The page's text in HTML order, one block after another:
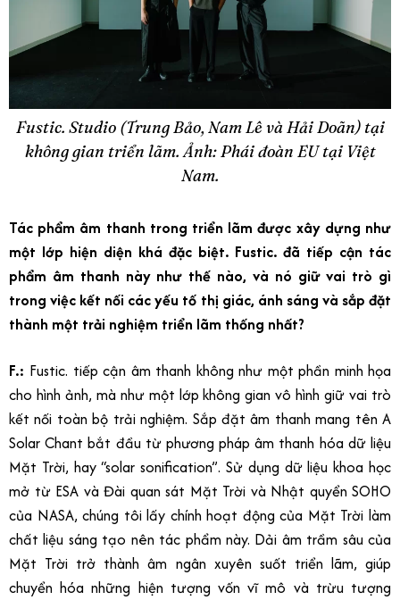
Fustic. Studio (Trung Bảo, Nam Lê và Hải Doãn) tại
không gian triển lãm. Ảnh: Phái đoàn EU tại Việt
Nam.
Tác phẩm âm thanh trong triển lãm được xây dựng như
một lớp hiện diện khá đặc biệt. Fustic. đã tiếp cận tác
phẩm âm thanh này như thế nào, và nó giữ vai trò gì
trong việc kết nối các yếu tố thị giác, ánh sáng và sắp đặt
thành một trải nghiệm triển lãm thống nhất?
F.: Fustic. tiếp cận âm thanh không như một phần minh họa
cho hình ảnh, mà như một lớp không gian vô hình giữ vai trò
kết nối toàn bộ trải nghiệm. Sắp đặt âm thanh mang tên A
Solar Chant bắt đầu từ phương pháp âm thanh hóa dữ liệu
Mặt Trời, hay “solar sonification”. Sử dụng dữ liệu khoa học
mở từ ESA và Đài quan sát Mặt Trời và Nhật quyển SOHO
của NASA, chúng tôi lấy chính hoạt động của Mặt Trời làm
chất liệu sáng tạo nên tác phẩm này. Dải âm trầm sâu của
Mặt Trời trở thành âm ngân xuyên suốt triển lãm, giúp
chuyển hóa những hiện tượng vốn vĩ mô và trừu tượng